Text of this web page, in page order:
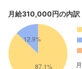
月給310,000円の内訳